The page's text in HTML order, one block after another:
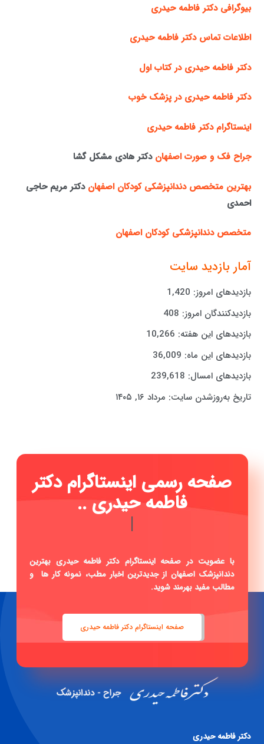
بیوگرافی دکتر فاطمه حیدری
اطلاعات تماس دکتر فاطمه حیدری
دکتر فاطمه حیدری در کتاب اول
دکتر فاطمه حیدری در پزشک خوب
اینستاگرام دکتر فاطمه حیدری
جراح فک و صورت اصفهان دکتر هادی مشکل گشا
بهترین متخصص دندانپزشکی کودکان اصفهان دکتر مریم حاجی
احمدی
متخصص دندانپزشکی کودکان اصفهان
آمار بازدید سایت
بازدیدهای امروز: 1,420
بازدیدکنندگان امروز: 408
بازدیدهای این هفته: 10,266
بازدیدهای این ماه: 36,009
بازدیدهای امسال: 239,618
تاریخ به‌روزشدن سایت: مرداد ۱۶, ۱۴۰۵
صفحه رسمی اینستاگرام دکتر
فاطمه حیدری ...
|
با عضویت در صفحه اینستاگرام دکتر فاطمه حیدری بهترین
دندانپزشک اصفهان از جدیدترین اخبار مطب، نمونه کار ها و
مطالب مفید بهرمند شوید.
صفحه اینستاگرام دکتر فاطمه حیدری
دكتر فاطمه حيدری